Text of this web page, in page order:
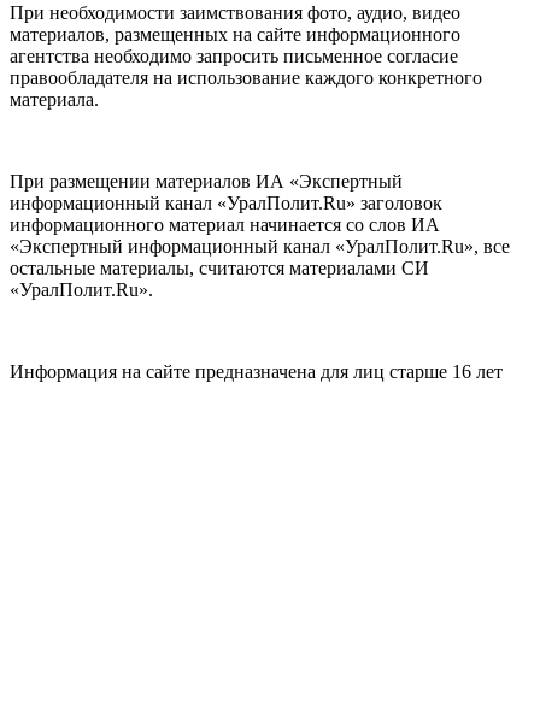
При необходимости заимствования фото, аудио, видео
материалов, размещенных на сайте информационного
агентства необходимо запросить письменное согласие
правообладателя на использование каждого конкретного
материала.
При размещении материалов ИА «Экспертный
информационный канал «УралПолит.Ru» заголовок
информационного материал начинается со слов ИА
«Экспертный информационный канал «УралПолит.Ru», все
остальные материалы, считаются материалами СИ
«УралПолит.Ru».
Информация на сайте предназначена для лиц старше 16 лет